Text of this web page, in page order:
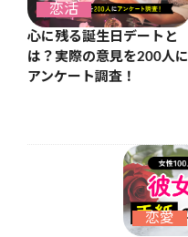
恋活
心に残る誕生日デートと
は？実際の意見を200人に
アンケート調査！
恋愛